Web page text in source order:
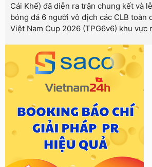
Cái Khế) đã diễn ra trận chung kết và
bóng đá 6 người vô địch các CLB toàn
Việt Nam Cup 2026 (TPG6v6) khu vực